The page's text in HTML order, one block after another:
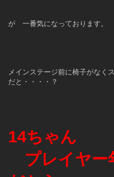
が　一番気になっております。
メインステージ前に椅子がなく
だと・・・・？
14ちゃん
プレイヤー